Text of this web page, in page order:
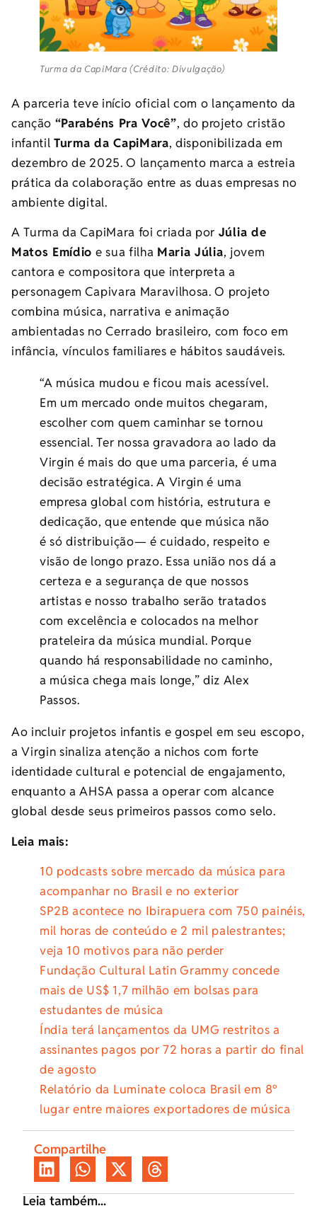
Turma da CapiMara (Crédito: Divulgação)
A parceria teve início oficial com o lançamento da
canção “Parabéns Pra Você”, do projeto cristão
infantilTurma da CapiMara, disponibilizada em
dezembro de 2025. O lançamento marca a estreia
prática da colaboração entre as duas empresas no
ambiente digital.
A Turma da CapiMara foi criada por Júlia de
Matos Emídio e sua filha Maria Júlia, jovem
cantora e compositora que interpreta a
personagem Capivara Maravilhosa. O projeto
combina música, narrativa e animação
ambientadas no Cerrado brasileiro, com foco em
infância, vínculos familiares e hábitos saudáveis.
“A música mudou e ficou mais acessível.
Em um mercado onde muitos chegaram,
escolher com quem caminhar se tornou
essencial. Ter nossa gravadora ao lado da
Virgin é mais do que uma parceria, é uma
decisão estratégica. A Virgin é uma
empresa global com história, estrutura e
dedicação, que entende que música não
é só distribuição— é cuidado, respeito e
visão de longo prazo. Essa união nos dá a
certeza e a segurança de que nossos
artistas e nosso trabalho serão tratados
com excelência e colocados na melhor
prateleira da música mundial. Porque
quando há responsabilidade no caminho,
a música chega mais longe,” diz Alex
Passos.
Ao incluir projetos infantis e gospel em seu escopo,
a Virgin sinaliza atenção a nichos com forte
identidade cultural e potencial de engajamento,
enquanto a AHSA passa a operar com alcance
global desde seus primeiros passos como selo.
Leia mais:
10 podcasts sobre mercado da música para
acompanhar no Brasil e no exterior
SP2B acontece no Ibirapuera com 750 painéis,
mil horas de conteúdo e 2 mil palestrantes;
veja 10 motivos para não perder
Fundação Cultural Latin Grammy concede
mais de US$ 1,7 milhão em bolsas para
estudantes de música
Índia terá lançamentos da UMG restritos a
assinantes pagos por 72 horas a partir do final
de agosto
Relatório da Luminate coloca Brasil em 8º
lugar entre maiores exportadores de música
Compartilhe
Leia também...